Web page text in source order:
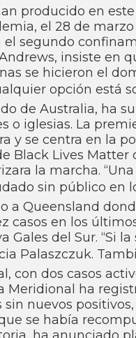
producido en
el 28 de
segundo
insiste en
se hicieron el
opción está
de Australia, ha
o iglesias. La
y se centra en la
Black Lives
la marcha.
sin público en
a Queensland
casos en los
del Sur. “Si
Palaszczuk.
con dos casos
Meridional ha
nuevos
se habí­a